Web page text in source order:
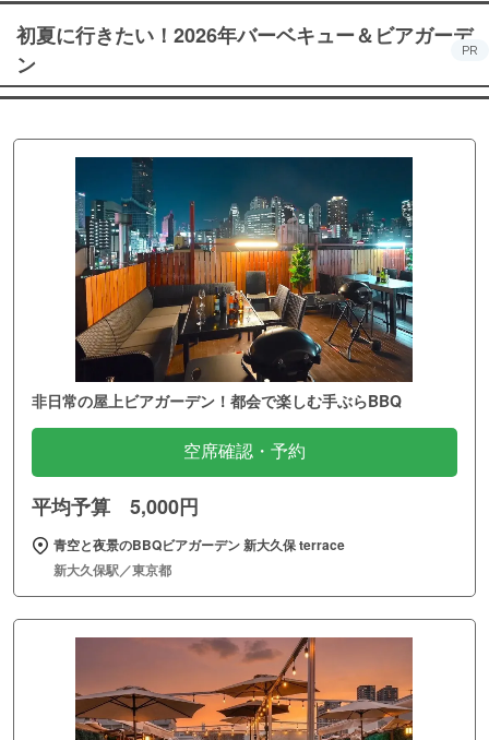
初夏に行きたい！2026年バーベキュー＆ビアガーデ
ン
PR
非日常の屋上ビアガーデン！都会で楽しむ手ぶらBBQ
空席確認・予約
平均予算 5,000円
青空と夜景のBBQビアガーデン 新大久保 terrace
新大久保駅／東京都